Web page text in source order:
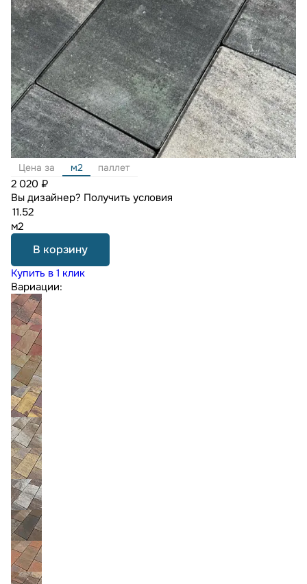
Цена за м2 паллет
2 020 ₽
Вы дизайнер? Получить условия
м2
В корзину
Купить в 1 клик
Вариации: